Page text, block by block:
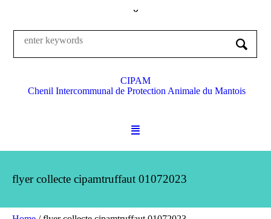
CIPAM
Chenil Intercommunal de Protection Animale du Mantois
flyer collecte cipamtruffaut 01072023